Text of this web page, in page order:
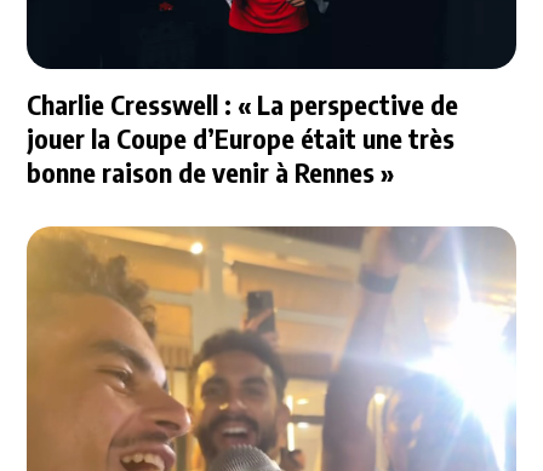
Charlie Cresswell : « La perspective de
jouer la Coupe d’Europe était une très
bonne raison de venir à Rennes »